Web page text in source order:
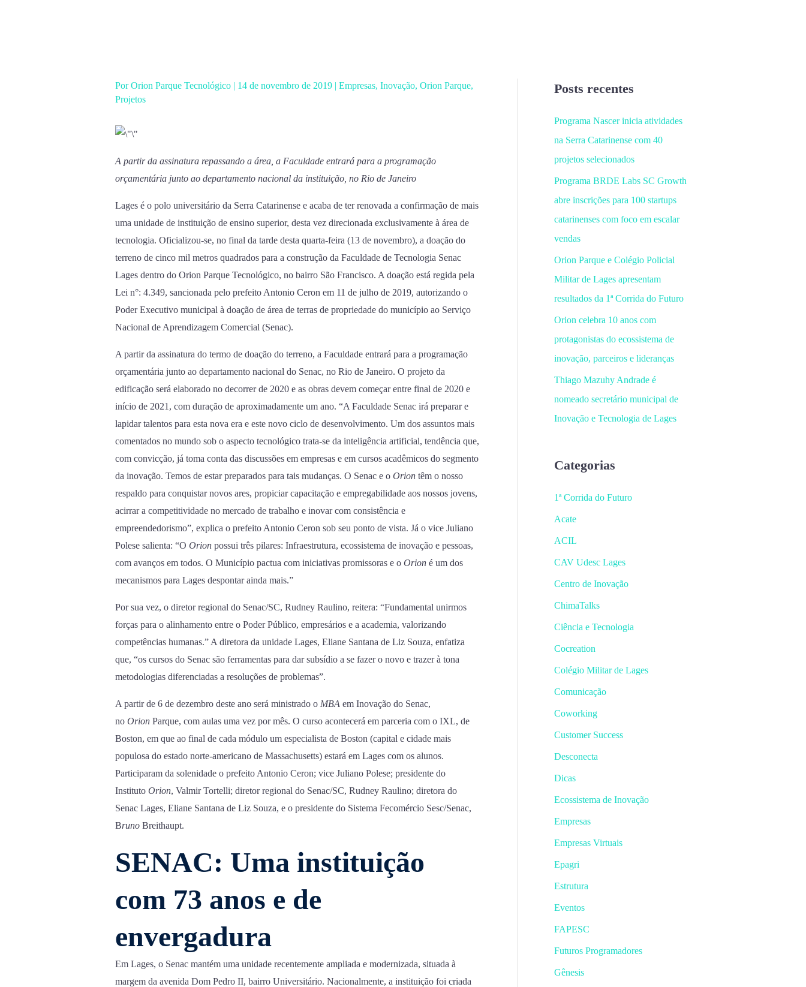
PorOrion Parque Tecnológico | 14 de novembro de 2019 | Empresas, Inovação, Orion Parque,
Projetos
A partir da assinatura repassando a área, a Faculdade entrará para a programação
orçamentária junto ao departamento nacional da instituição, no Rio de Janeiro
Lages é o polo universitário da Serra Catarinense e acaba de ter renovada a confirmação de mais
uma unidade de instituição de ensino superior, desta vez direcionada exclusivamente à área de
tecnologia. Oficializou-se, no final da tarde desta quarta-feira (13 de novembro), a doação do
terreno de cinco mil metros quadrados para a construção da Faculdade de Tecnologia Senac
Lages dentro do Orion Parque Tecnológico, no bairro São Francisco. A doação está regida pela
Lei n°: 4.349, sancionada pelo prefeito Antonio Ceron em 11 de julho de 2019, autorizando o
Poder Executivo municipal à doação de área de terras de propriedade do município ao Serviço
Nacional de Aprendizagem Comercial (Senac).
A partir da assinatura do termo de doação do terreno, a Faculdade entrará para a programação
orçamentária junto ao departamento nacional do Senac, no Rio de Janeiro. O projeto da
edificação será elaborado no decorrer de 2020 e as obras devem começar entre final de 2020 e
início de 2021, com duração de aproximadamente um ano. “A Faculdade Senac irá preparar e
lapidar talentos para esta nova era e este novo ciclo de desenvolvimento. Um dos assuntos mais
comentados no mundo sob o aspecto tecnológico trata-se da inteligência artificial, tendência que,
com convicção, já toma conta das discussões em empresas e em cursos acadêmicos do segmento
da inovação. Temos de estar preparados para tais mudanças. O Senac e o Orion têm o nosso
respaldo para conquistar novos ares, propiciar capacitação e empregabilidade aos nossos jovens,
acirrar a competitividade no mercado de trabalho e inovar com consistência e
empreendedorismo”, explica o prefeito Antonio Ceron sob seu ponto de vista. Já o vice Juliano
Polese salienta: “O Orion possui três pilares: Infraestrutura, ecossistema de inovação e pessoas,
com avanços em todos. O Município pactua com iniciativas promissoras e o Orion é um dos
mecanismos para Lages despontar ainda mais.”
Por sua vez, o diretor regional do Senac/SC, Rudney Raulino, reitera: “Fundamental unirmos
forças para o alinhamento entre o Poder Público, empresários e a academia, valorizando
competências humanas.” A diretora da unidade Lages, Eliane Santana de Liz Souza, enfatiza
que, “os cursos do Senac são ferramentas para dar subsídio a se fazer o novo e trazer à tona
metodologias diferenciadas a resoluções de problemas”.
A partir de 6 de dezembro deste ano será ministrado o MBA em Inovação do Senac,
no Orion Parque, com aulas uma vez por mês. O curso acontecerá em parceria com o IXL, de
Boston, em que ao final de cada módulo um especialista de Boston (capital e cidade mais
populosa do estado norte-americano de Massachusetts) estará em Lages com os alunos.
Participaram da solenidade o prefeito Antonio Ceron; vice Juliano Polese; presidente do
Instituto Orion, Valmir Tortelli; diretor regional do Senac/SC, Rudney Raulino; diretora do
Senac Lages, Eliane Santana de Liz Souza, e o presidente do Sistema Fecomércio Sesc/Senac,
Bruno Breithaupt.
SENAC: Uma instituição
com 73 anos e de
envergadura
Em Lages, o Senac mantém uma unidade recentemente ampliada e modernizada, situada à
margem da avenida Dom Pedro II, bairro Universitário. Nacionalmente, a instituição foi criada
Posts recentes
Programa Nascer inicia atividades
na Serra Catarinense com 40
projetos selecionados
Programa BRDE Labs SC Growth
abre inscrições para 100 startups
catarinenses com foco em escalar
vendas
Orion Parque e Colégio Policial
Militar de Lages apresentam
resultados da 1ª Corrida do Futuro
Orion celebra 10 anos com
protagonistas do ecossistema de
inovação, parceiros e lideranças
Thiago Mazuhy Andrade é
nomeado secretário municipal de
Inovação e Tecnologia de Lages
Categorias
1ª Corrida do Futuro
Acate
ACIL
CAV Udesc Lages
Centro de Inovação
ChimaTalks
Ciência e Tecnologia
Cocreation
Colégio Militar de Lages
Comunicação
Coworking
Customer Success
Desconecta
Dicas
Ecossistema de Inovação
Empresas
Empresas Virtuais
Epagri
Estrutura
Eventos
FAPESC
Futuros Programadores
Gênesis